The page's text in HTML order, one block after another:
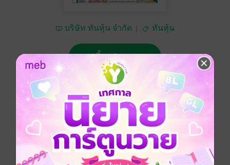
บริษัท ทันหุ้น จำกัด ทันหุ้น
ซื้อ 15 บาท
No Rating
อยากได้ ซื้อเป็นของขวัญ ติดตาม